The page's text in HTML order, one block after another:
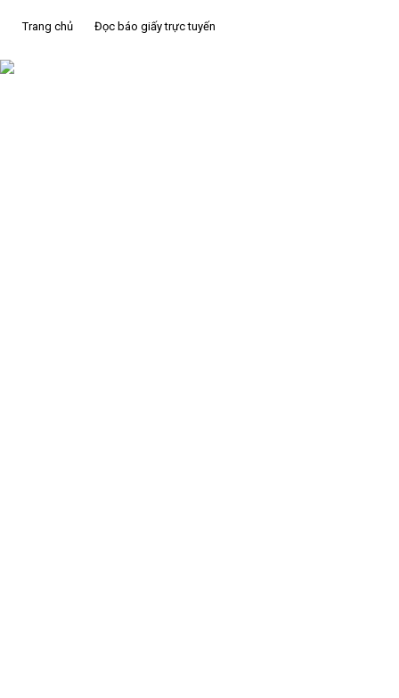
Trang chủ Đọc báo giấy trực tuyến